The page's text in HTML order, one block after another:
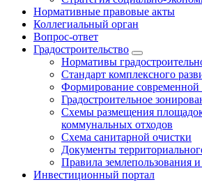
Нормативные правовые акты
Коллегиальный орган
Вопрос-ответ
Градостроительство
Нормативы
Стандарт комплексного
Формирование современной
Градостроительное
Схемы размещения
коммунальных отходов
Схема санитарной очистки
Документы
Правила землепользования и
Инвестиционный портал